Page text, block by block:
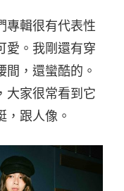
專輯很有代表性
愛。我剛還有穿
，還蠻酷的。
大家很常看到它
跟人像。